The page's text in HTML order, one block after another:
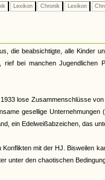
Lexikon Chronik Lexikon
die beabsichtigte, alle Kinder
rief bei manchen
lose Zusammenschlüsse
gesellige
ein Edelweißabzeichen, das
Konflikten mit der HJ. Bisweilen
unter den chaotischen